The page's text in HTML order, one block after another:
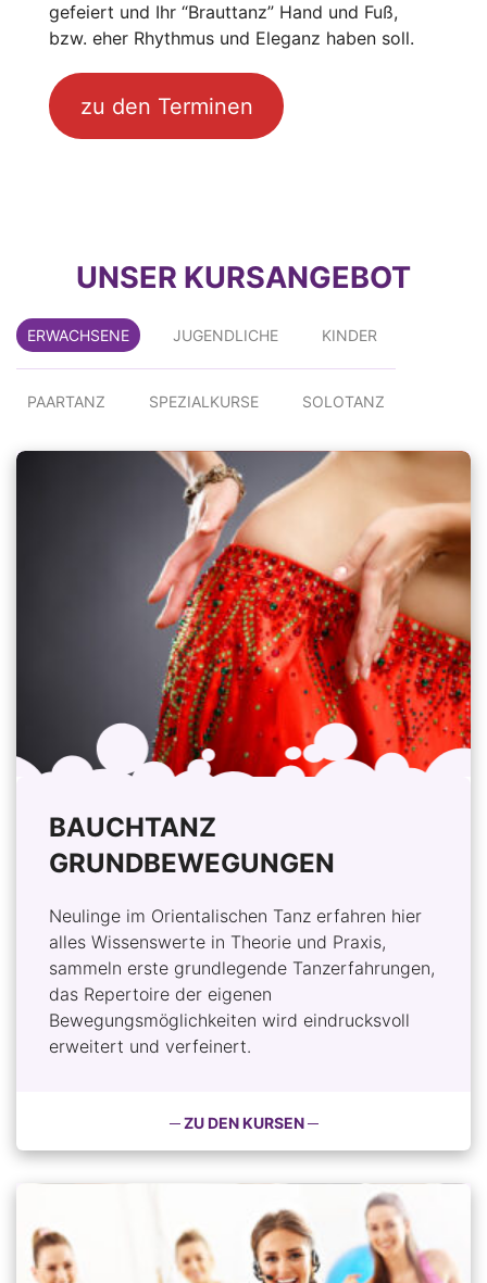
gefeiert und Ihr “Brauttanz” Hand und Fuß,
bzw. eher Rhythmus und Eleganz haben soll.
zu den Terminen
UNSER KURSANGEBOT
ERWACHSENE JUGENDLICHE KINDER
PAARTANZ SPEZIALKURSE SOLOTANZ
BAUCHTANZ
GRUNDBEWEGUNGEN
Neulinge im Orientalischen Tanz erfahren hier
alles Wissenswerte in Theorie und Praxis,
sammeln erste grundlegende Tanzerfahrungen,
das Repertoire der eigenen
Bewegungsmöglichkeiten wird eindrucksvoll
erweitert und verfeinert.
─ ZU DEN KURSEN ─